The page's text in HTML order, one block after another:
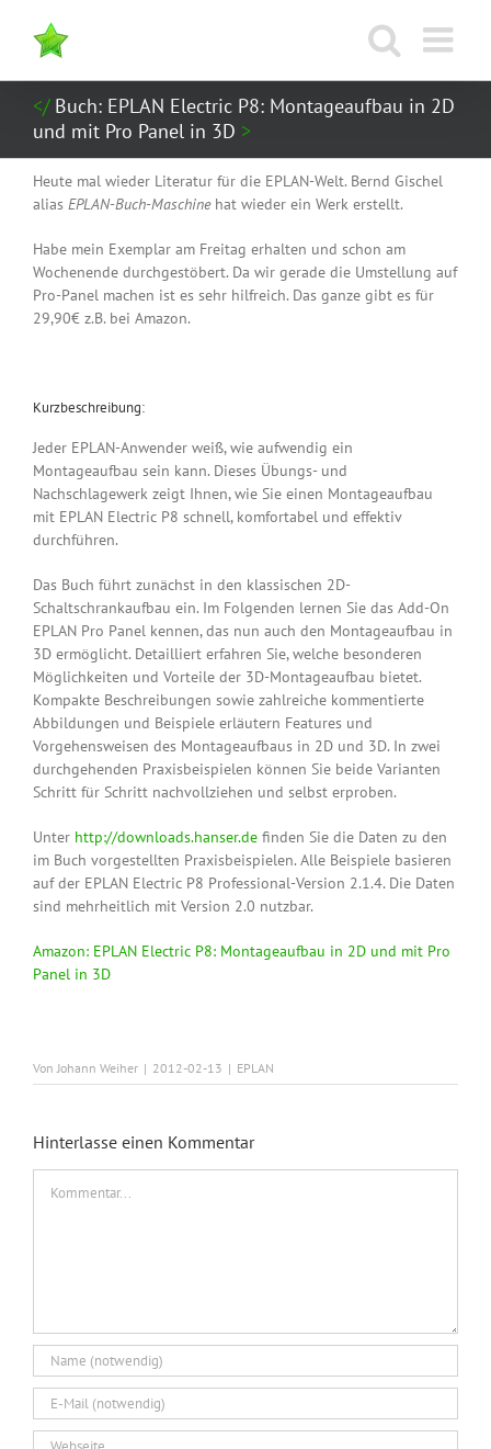
Inhalt
springen
Buch: EPLAN Electric P8: Montageaufbau in 2D
und mit Pro Panel in 3D
Heute mal wieder Literatur für die EPLAN-Welt. Bernd Gischel
alias EPLAN-Buch-Maschinehat wieder ein Werk erstellt.
Habe mein Exemplar am Freitag erhalten und schon am
Wochenende durchgestöbert. Da wir gerade die Umstellung auf
Pro-Panel machen ist es sehr hilfreich. Das ganze gibt es für
29,90€ z.B. bei Amazon.
Kurzbeschreibung:
Jeder EPLAN-Anwender weiß, wie aufwendig ein
Montageaufbau sein kann. Dieses Übungs- und
Nachschlagewerk zeigt Ihnen, wie Sie einen Montageaufbau
mit EPLAN Electric P8 schnell, komfortabel und effektiv
durchführen.
Das Buch führt zunächst in den klassischen 2D-
Schaltschrankaufbau ein. Im Folgenden lernen Sie das Add-On
EPLAN Pro Panel kennen, das nun auch den Montageaufbau in
3D ermöglicht. Detailliert erfahren Sie, welche besonderen
Möglichkeiten und Vorteile der 3D-Montageaufbau bietet.
Kompakte Beschreibungen sowie zahlreiche kommentierte
Abbildungen und Beispiele erläutern Features und
Vorgehensweisen des Montageaufbaus in 2D und 3D. In zwei
durchgehenden Praxisbeispielen können Sie beide Varianten
Schritt für Schritt nachvollziehen und selbst erproben.
Unter http://downloads.hanser.de finden Sie die Daten zu den
im Buch vorgestellten Praxisbeispielen. Alle Beispiele basieren
auf der EPLAN Electric P8 Professional-Version 2.1.4. Die Daten
sind mehrheitlich mit Version 2.0 nutzbar.
Amazon: EPLAN Electric P8: Montageaufbau in 2D und mit Pro
Panel in 3D
VonJohann Weiher | 2012-02-13 | EPLAN
Hinterlasse einen Kommentar